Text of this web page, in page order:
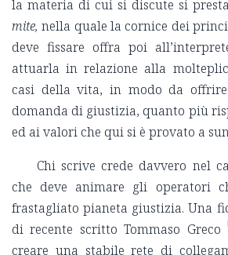
la materia di cui si discute si
mite, nella quale la cornice dei
deve fissare offra poi
attuarla in relazione alla
casi della vita, in modo da
domanda di giustizia, quanto più
ed ai valori che qui si è provato a
Chi scrive crede davvero nel
che deve animare gli operatori
frastagliato pianeta giustizia. Una
di recente scritto Tommaso Greco
creare una stabile rete di